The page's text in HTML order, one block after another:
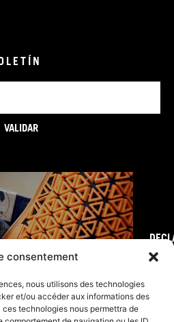
consentement
nous utilisons des technologies
et/ou accéder aux informations des
technologies nous permettra de
VALIDAR